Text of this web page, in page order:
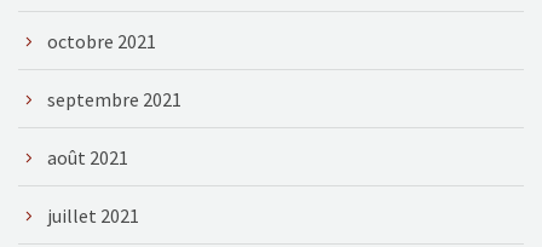
octobre 2021
septembre 2021
août 2021
juillet 2021